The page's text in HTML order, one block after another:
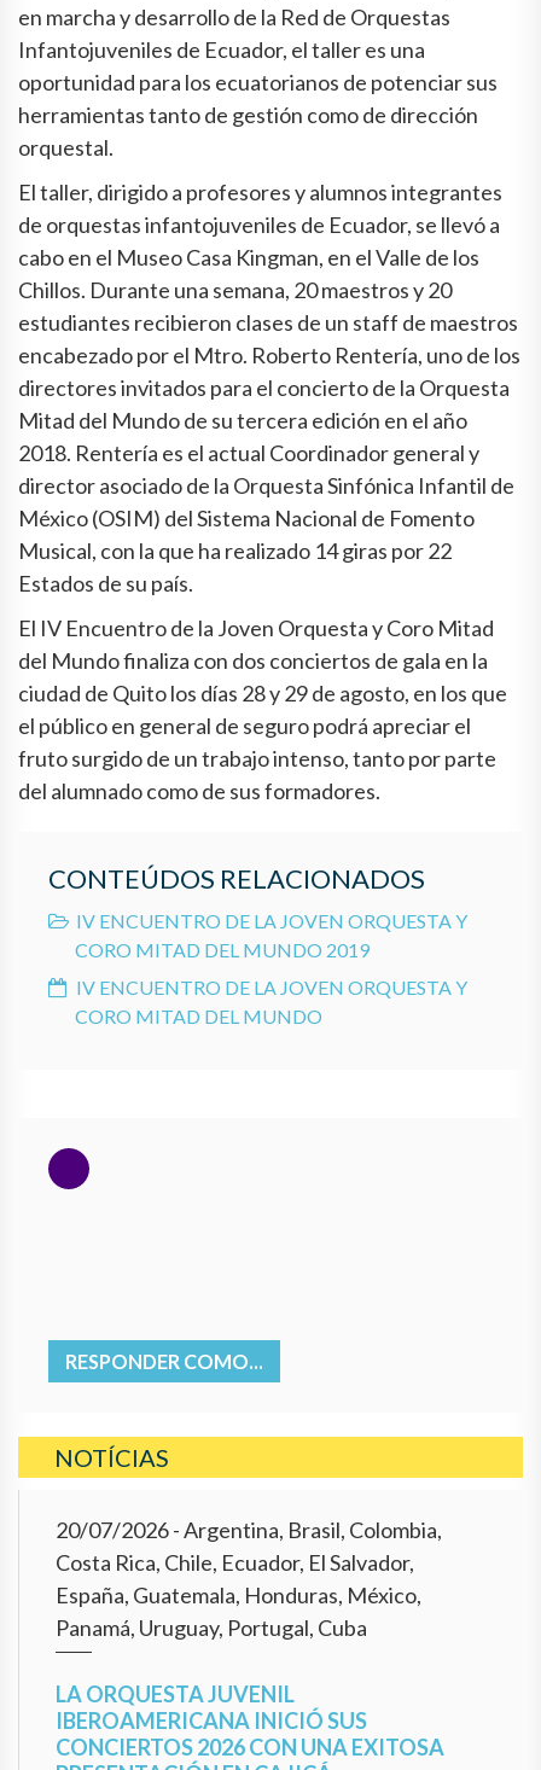
en marcha y desarrollo de la Red de Orquestas
Infantojuveniles de Ecuador, el taller es una
oportunidad para los ecuatorianos de potenciar sus
herramientas tanto de gestión como de dirección
orquestal.
El taller, dirigido a profesores y alumnos integrantes
de orquestas infantojuveniles de Ecuador, se llevó a
cabo en el Museo Casa Kingman, en el Valle de los
Chillos. Durante una semana, 20 maestros y 20
estudiantes recibieron clases de un staff de maestros
encabezado por el Mtro. Roberto Rentería, uno de los
directores invitados para el concierto de la Orquesta
Mitad del Mundo de su tercera edición en el año
2018. Rentería es el actual Coordinador general y
director asociado de la Orquesta Sinfónica Infantil de
México (OSIM) del Sistema Nacional de Fomento
Musical, con la que ha realizado 14 giras por 22
Estados de su país.
El IV Encuentro de la Joven Orquesta y Coro Mitad
del Mundo finaliza con dos conciertos de gala en la
ciudad de Quito los días 28 y 29 de agosto, en los que
el público en general de seguro podrá apreciar el
fruto surgido de un trabajo intenso, tanto por parte
del alumnado como de sus formadores.
CONTEÚDOS RELACIONADOS
IV ENCUENTRO DE LA JOVEN ORQUESTA Y
CORO MITAD DEL MUNDO 2019
IV ENCUENTRO DE LA JOVEN ORQUESTA Y
CORO MITAD DEL MUNDO
RESPONDER COMO...
NOTÍCIAS
20/07/2026- Argentina, Brasil, Colombia,
Costa Rica, Chile, Ecuador, El Salvador,
España, Guatemala, Honduras, México,
Panamá, Uruguay, Portugal, Cuba
LA ORQUESTA JUVENIL
IBEROAMERICANA INICIÓ SUS
CONCIERTOS 2026 CON UNA EXITOSA